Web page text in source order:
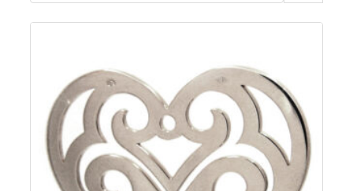
Colliers
Médailles
Pendentifs
Adamas